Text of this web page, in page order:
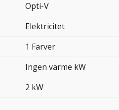
Opti-V
Elektricitet
1 Farver
Ingen varme kW
2 kW